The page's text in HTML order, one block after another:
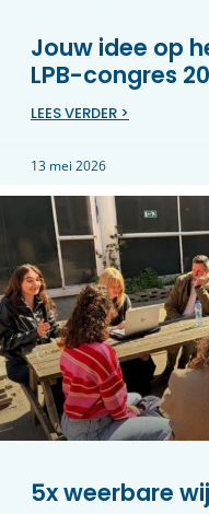
Jouw idee op
LPB-congres
LEES VERDER >
13 mei 2026
5x weerbare